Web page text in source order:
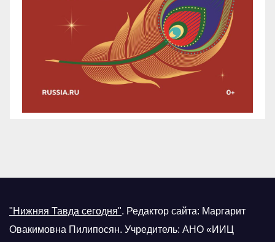
"Нижняя Тавда сегодня". Редактор сайта: Маргарит
Овакимовна Пилипосян. Учредитель: АНО «ИИЦ